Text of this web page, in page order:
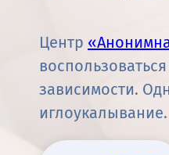
Центр
зависимости.